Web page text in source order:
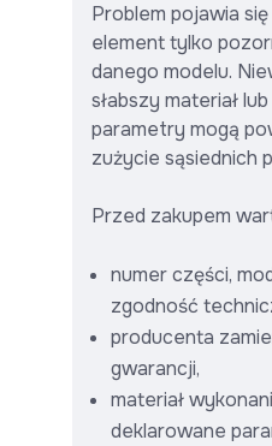
Problem pojawia
element tylko
danego modelu.
słabszy materiał
parametry mogą
zużycie sąsiednich
Przed zakupem
numer części,
zgodność
producenta
gwarancji,
materiał
deklarowane